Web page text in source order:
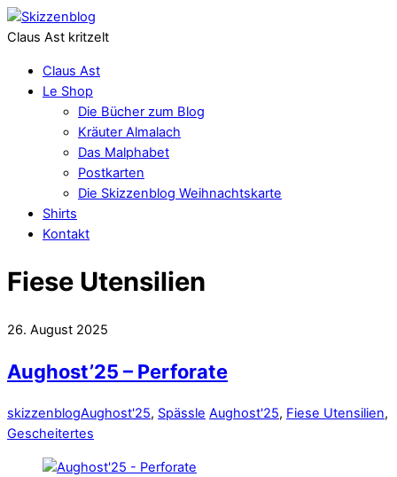
Claus Ast kritzelt
Claus Ast
Le Shop
Die Bücher zum Blog
Kräuter Almalach
Das Malphabet
Postkarten
Die Skizzenblog Weihnachtskarte
Shirts
Kontakt
Fiese Utensilien
26. August 2025
Aughost’25 – Perforate
skizzenblogAughost'25, Spässle Aughost'25, Fiese Utensilien,
Gescheitertes